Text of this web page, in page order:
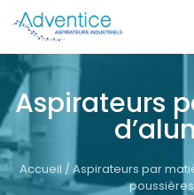
Aspirateurs
Accueil /Aspirateurs par